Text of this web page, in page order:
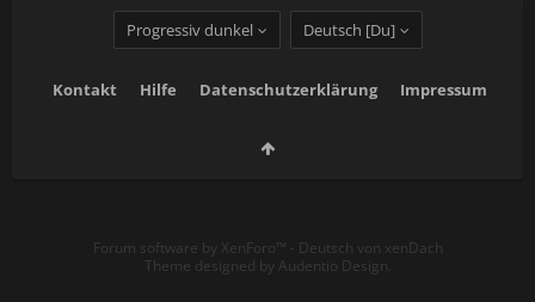
Progressiv dunkel Deutsch [Du]
Kontakt Hilfe Datenschutzerklärung Impressum
Forum software by XenForo™ - Deutsch von xenDach
Theme designed by Audentio Design.